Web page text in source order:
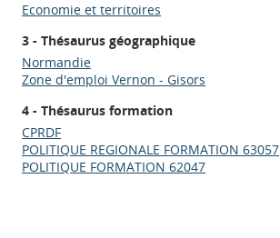
Economie et territoires
3 - Thésaurus géographique
Normandie
Zone d'emploi Vernon - Gisors
4 - Thésaurus formation
CPRDF
POLITIQUE REGIONALE FORMATION 63057
POLITIQUE FORMATION 62047